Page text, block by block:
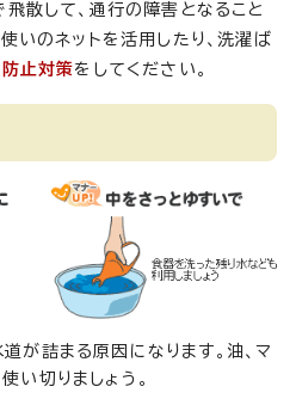
散して、通行の障害となること
いのネットを活用したり、洗濯ば
止対策をしてください。
が詰まる原因になります。油、マ
い切りましょう。